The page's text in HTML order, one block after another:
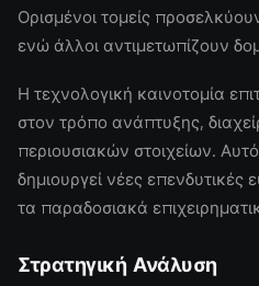
Ορισμένοι τομείς
ενώ άλλοι αντιμετωπίζουν
Η τεχνολογική καινοτομία
στον τρόπο ανάπτυξης,
περιουσιακών στοιχείων.
δημιουργεί νέες επενδυτικές
τα παραδοσιακά
Στρατηγική Ανάλυση